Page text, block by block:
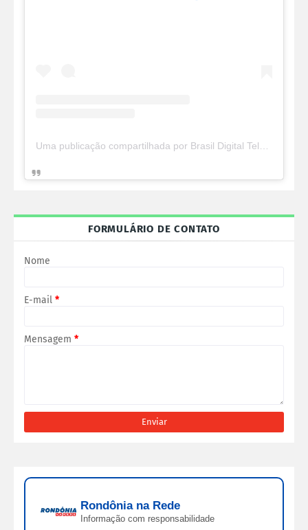
FORMULÁRIO DE CONTATO
Nome
E-mail *
Mensagem *
Rondônia na Rede
Informação com responsabilidade